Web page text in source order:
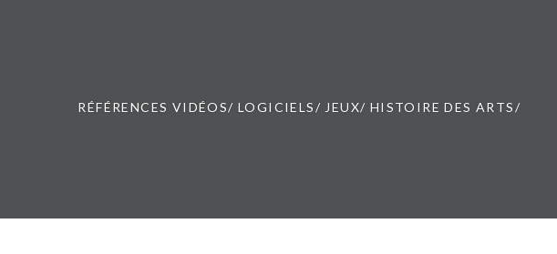
RÉFÉRENCES VIDÉOS/ LOGICIELS/ JEUX/ HISTOIRE DES ARTS/